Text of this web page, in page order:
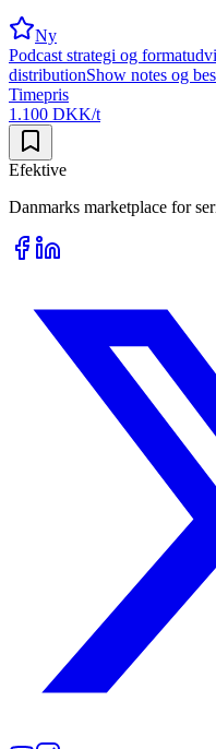
Ny
Podcast strategi og
distributionShow notes og
Timepris
1.100 DKK/t
Efektive
Danmarks marketplace for